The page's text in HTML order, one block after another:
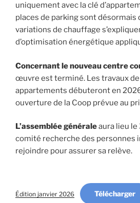
uniquement avec la clé
places de parking sont désormais
variations de chauffage
d’optimisation énergétique
Concernant le nouveau centre
œuvre est terminé. Les travaux
appartements débuteront en
ouverture de la Coop prévue au
L’assemblée généraleaura lieu
comité recherche des personnes
rejoindre pour assurer sa relève.
Édition janvier 2026 Télécharger